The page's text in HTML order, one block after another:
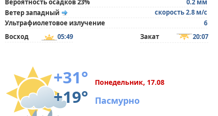
Вероятность осадков 23%
0.2 мм
Ветер западный
скорость 2.8 м/с
Ультрафиолетовое излучение
6
Восход
05:49 Закат 20:07
+31°
+19°
Понедельник, 17.08
Пасмурно